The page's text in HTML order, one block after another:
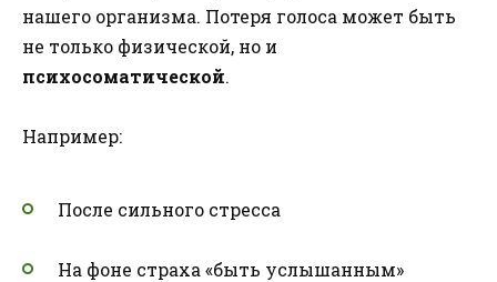
нашего организма. Потеря голоса может быть
не только физической, но и
психосоматической.
Например:
После сильного стресса
На фоне страха «быть услышанным»